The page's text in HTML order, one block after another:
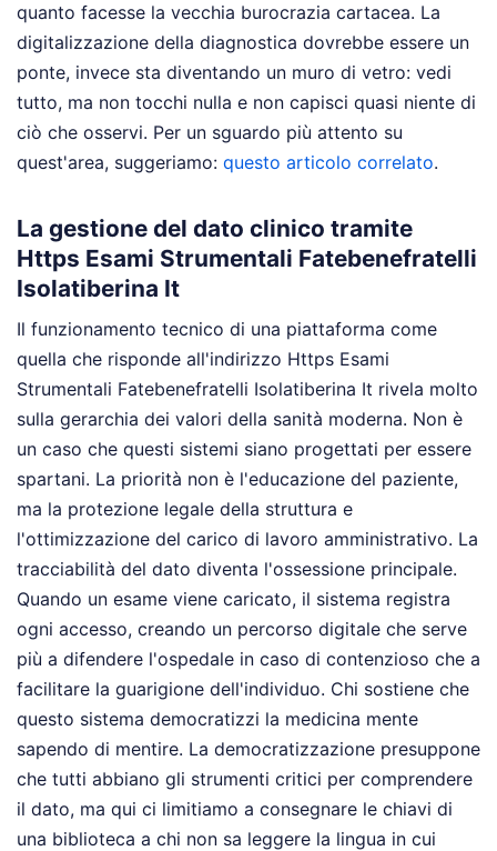
quanto facesse la vecchia burocrazia cartacea. La
digitalizzazione della diagnostica dovrebbe essere un
ponte, invece sta diventando un muro di vetro: vedi
tutto, ma non tocchi nulla e non capisci quasi niente di
ciò che osservi. Per un sguardo più attento su
quest'area, suggeriamo: questo articolo correlato.
La gestione del dato clinico tramite
Https Esami Strumentali Fatebenefratelli
Isolatiberina It
Il funzionamento tecnico di una piattaforma come
quella che risponde all'indirizzo Https Esami
Strumentali Fatebenefratelli Isolatiberina It rivela molto
sulla gerarchia dei valori della sanità moderna. Non è
un caso che questi sistemi siano progettati per essere
spartani. La priorità non è l'educazione del paziente,
ma la protezione legale della struttura e
l'ottimizzazione del carico di lavoro amministrativo. La
tracciabilità del dato diventa l'ossessione principale.
Quando un esame viene caricato, il sistema registra
ogni accesso, creando un percorso digitale che serve
più a difendere l'ospedale in caso di contenzioso che a
facilitare la guarigione dell'individuo. Chi sostiene che
questo sistema democratizzi la medicina mente
sapendo di mentire. La democratizzazione presuppone
che tutti abbiano gli strumenti critici per comprendere
il dato, ma qui ci limitiamo a consegnare le chiavi di
una biblioteca a chi non sa leggere la lingua in cui